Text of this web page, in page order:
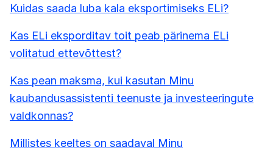
Kuidas saada luba kala eksportimiseks ELi?
Kas ELi eksporditav toit peab pärinema ELi
volitatud ettevõttest?
Kas pean maksma, kui kasutan Minu
kaubandusassistenti teenuste ja investeeringute
valdkonnas?
Millistes keeltes on saadaval Minu